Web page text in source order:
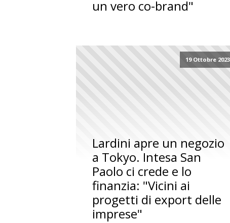
un vero co-brand"
19 Ottobre 2023
Lardini apre un negozio
a Tokyo. Intesa San
Paolo ci crede e lo
finanzia: "Vicini ai
progetti di export delle
imprese"